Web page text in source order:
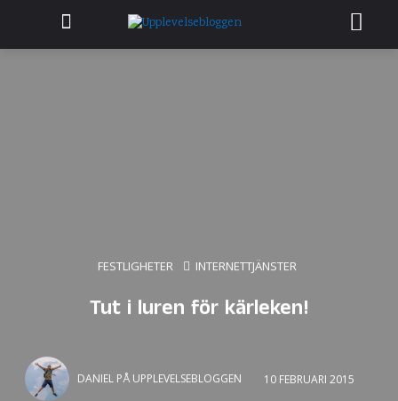
FESTLIGHETER INTERNETTJÄNSTER
Tut i luren för kärleken!
DANIEL PÅ UPPLEVELSEBLOGGEN 10 FEBRUARI 2015